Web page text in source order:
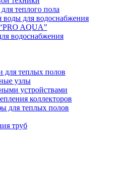
теплого пола
воды для водоснабжения
AQUA”
водоснабжения
для теплых полов
узлы
устройствами
коллекторов
для теплых полов
труб